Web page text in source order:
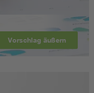
Vorschlag äußern